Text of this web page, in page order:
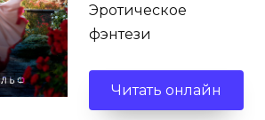
Эротическое
фэнтези
Читать онлайн